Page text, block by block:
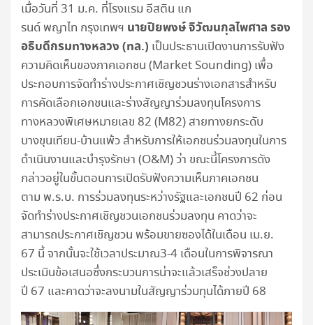
เมื่อวันที่ 31 ม.ค. ที่โรงแรม อีสติน แก
รนด์ พญาไท กรุงเทพฯ นายปิยพงษ์ จิวัฒนกุลไพศาล รอง
อธิบดีกรมทางหลวง (ทล.) เป็นประธานเปิดงานการรับฟัง
ความคิดเห็นของภาคเอกชน (Market Sounding) เพื่อ
ประกอบการจัดทำร่างประกาศเชิญชวนร่างเอกสารสำหรับ
การคัดเลือกเอกชนและร่างสัญญาร่วมลงทุนโครงการ
ทางหลวงพิเศษหมายเลข 82 (M82) สายทางยกระดับ
บางขุนเทียน-บ้านแพ้ว สำหรับการให้เอกชนร่วมลงทุนในการ
ดำเนินงานและบำรุงรักษา (O&M) ว่า ขณะนี้โครงการดัง
กล่าวอยู่ในขั้นตอนการเปิดรับฟังความเห็นภาคเอกชน
ตาม พ.ร.บ. การร่วมลงทุนระหว่างรัฐและเอกชนปี 62 ก่อน
จัดทำร่างประกาศเชิญชวนเอกชนร่วมลงทุน คาดว่าจะ
สามารถประกาศเชิญชวน พร้อมขายซองได้ในเดือน เม.ย.
67 นี้ จากนั้นจะใช้เวลาประมาณ3-4 เดือนในการพิจารณา
ประเมินข้อเสนอซึ่งกระบวนการน่าจะแล้วเสร็จช่วงปลาย
ปี 67 และคาดว่าจะลงนามในสัญญาร่วมทุนได้ภายปี 68